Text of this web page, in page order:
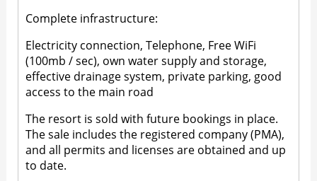
Complete infrastructure:
Electricity connection, Telephone, Free WiFi
(100mb / sec), own water supply and storage,
effective drainage system, private parking, good
access to the main road
The resort is sold with future bookings in place.
The sale includes the registered company (PMA),
and all permits and licenses are obtained and up
to date.